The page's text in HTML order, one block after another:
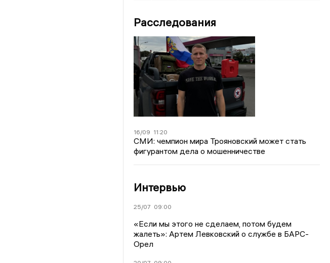
Расследования
16/09 11:20
СМИ: чемпион мира Трояновский может стать
фигурантом дела о мошенничестве
Интервью
25/07 09:00
«Если мы этого не сделаем, потом будем
жалеть»: Артем Левковский о службе в БАРС-
Орел